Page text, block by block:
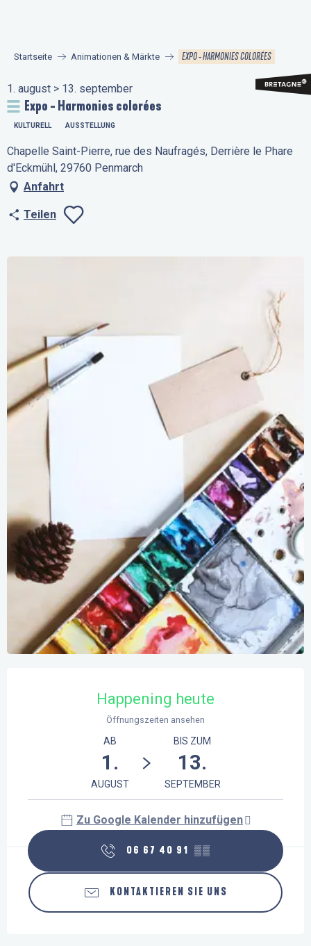
principal
Startseite Animationen & Märkte EXPO - HARMONIES COLORÉES
1. august > 13. september
Expo - Harmonies colorées
KULTURELL AUSSTELLUNG
Chapelle Saint-Pierre, rue des Naufragés, Derrière le Phare
d'Eckmühl, 29760 Penmarch
Anfahrt
Teilen
Happening heute
Öffnungszeiten ansehen
AB
1.
AUGUST
BIS ZUM
13.
SEPTEMBER
Zu Google Kalender hinzufügen
06 67 40 91 ▒▒
KONTAKTIEREN SIE UNS